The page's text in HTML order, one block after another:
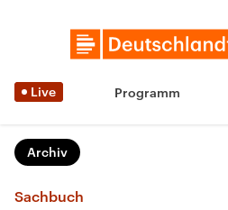
Live Programm
Archiv
Sachbuch